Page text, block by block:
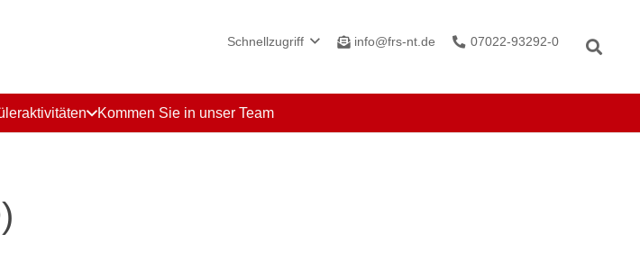
Schnellzugriff info@frs-nt.de 07022-93292-0
Kommen Sie in unser Team